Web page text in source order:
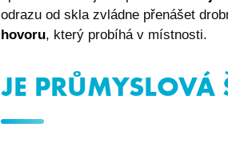
odrazu od skla zvládne přenášet
hovoru, který probíhá v místnosti.
JE PRŮMYSLOVÁ
I6BASKETCOUNT
i6_lm_strtype
ASPSESSIONID